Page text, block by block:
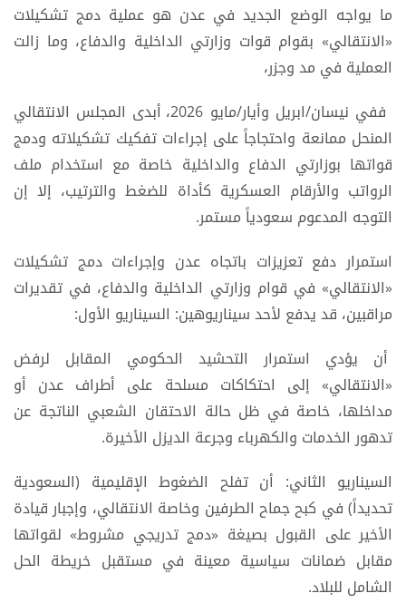
ما يواجه الوضع الجديد في عدن هو عملية دمج تشكيلات
«الانتقالي» بقوام قوات وزارتي الداخلية والدفاع، وما زالت
العملية في مد وجزر،
ففي نيسان/ابريل وأيار/مايو 2026، أبدى المجلس الانتقالي
المنحل ممانعة واحتجاجاً على إجراءات تفكيك تشكيلاته ودمج
قواتها بوزارتي الدفاع والداخلية خاصة مع استخدام ملف
الرواتب والأرقام العسكرية كأداة للضغط والترتيب، إلا إن
التوجه المدعوم سعودياً مستمر.
استمرار دفع تعزيزات باتجاه عدن وإجراءات دمج تشكيلات
«الانتقالي» في قوام وزارتي الداخلية والدفاع، في تقديرات
مراقبين، قد يدفع لأحد سيناريوهين: السيناريو الأول:
أن يؤدي استمرار التحشيد الحكومي المقابل لرفض
«الانتقالي» إلى احتكاكات مسلحة على أطراف عدن أو
مداخلها، خاصة في ظل حالة الاحتقان الشعبي الناتجة عن
تدهور الخدمات والكهرباء وجرعة الديزل الأخيرة.
السيناريو الثاني: أن تفلح الضغوط الإقليمية (السعودية
تحديداً) في كبح جماح الطرفين وخاصة الانتقالي، وإجبار قيادة
الأخير على القبول بصيغة «دمج تدريجي مشروط» لقواتها
مقابل ضمانات سياسية معينة في مستقبل خريطة الحل
الشامل للبلاد.